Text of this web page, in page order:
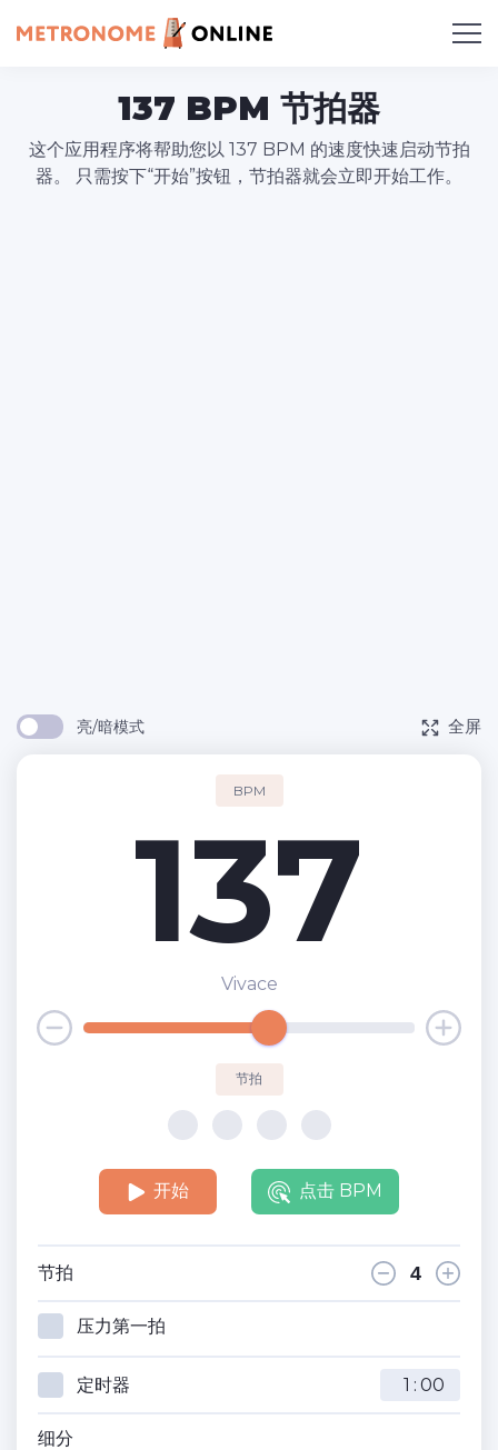
137 BPM 节拍器
这个应用程序将帮助您以 137 BPM 的速度快速启动节拍
器。 只需按下“开始”按钮，节拍器就会立即开始工作。
亮/暗模式 全屏
BPM
137
Vivace
节拍
开始 点击 BPM
节拍
压力第一拍
定时器 :
细分